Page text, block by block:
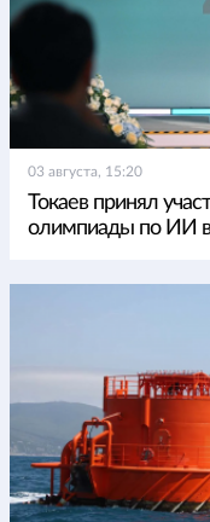
03 августа, 15:20
Токаев принял
олимпиады по ИИ